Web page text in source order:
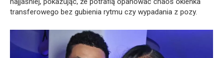
transferowego bez gubienia rytmu czy wypadania z pozy.